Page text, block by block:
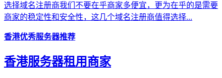
选择域名注册商我们不要在乎商家多便宜，更为在乎的是需要
商家的稳定性和安全性，这几个域名注册商值得选择...
香港优秀服务器推荐
香港服务器租用商家